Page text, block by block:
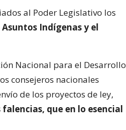
al Poder Legislativo los
Indígenas y el
Nacional para el Desarrollo
consejeros nacionales
de los proyectos de ley,
que en lo esencial